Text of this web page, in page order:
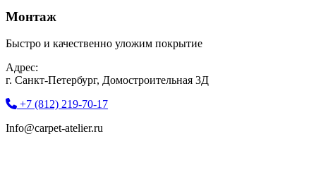
Монтаж
Быстро и качественно уложим покрытие
Адрес:
г. Санкт-Петербург, Домостроительная 3Д
+7 (812) 219-70-17
Info@carpet-atelier.ru